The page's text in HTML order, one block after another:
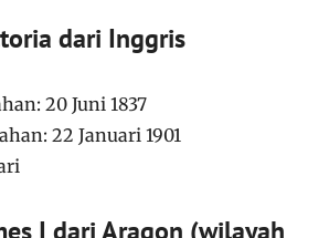
dari Inggris
20 Juni 1837
22 Januari 1901
I dari Aragon (wilayah